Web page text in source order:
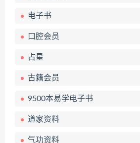
电子书
口腔会员
占星
古籍会员
9500本易学电子书
道家资料
气功资料